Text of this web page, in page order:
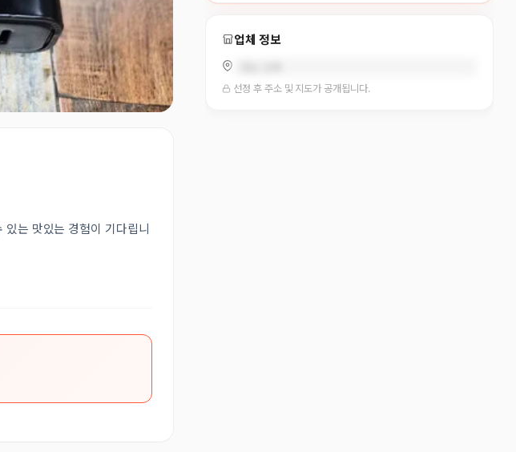
는 맛있는 경험이 기다립니
업체 정보
선정 후 주소 및 지도가 공개됩니다.